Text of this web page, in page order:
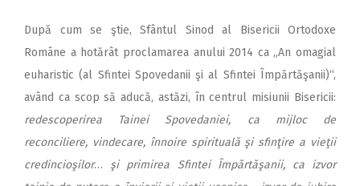
După cum se ştie, Sfântul Sinod al Bisericii Ortodoxe
Române a hotărât proclamarea anului 2014 ca „An omagial
euharistic (al Sfintei Spovedanii şi al Sfintei Împărtăşanii)“,
având ca scop să aducă, astăzi, în centrul misiunii Bisericii:
redescoperirea Tainei Spovedaniei, ca mijloc de
reconciliere, vindecare, înnoire spirituală şi sfinţire a vieţii
credincioşilor… şi primirea Sfintei Împărtăşanii, ca izvor